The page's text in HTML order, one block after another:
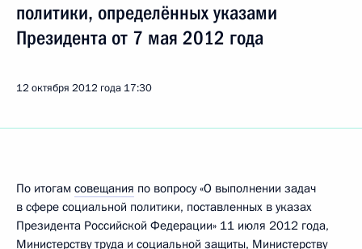
политики, определённых указами
Президента от 7 мая 2012 года
12 октября 2012 года 17:30
По итогам совещания по вопросу «О выполнении задач
в сфере социальной политики, поставленных в указах
Президента Российской Федерации» 11 июля 2012 года,
Министерству труда и социальной защиты, Министерству